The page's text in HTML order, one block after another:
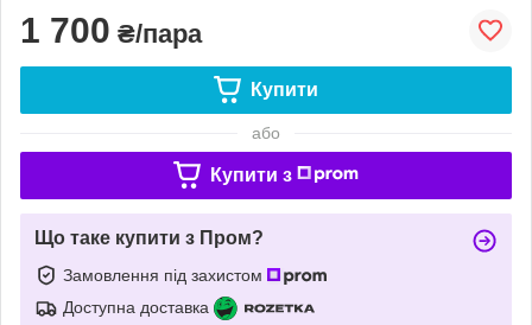
1 700 ₴/пара
Купити
або
Купити з
Що таке купити з Пром?
Замовлення під захистом
Доступна доставка